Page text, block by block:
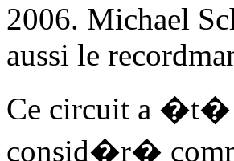
2006. Michael
aussi le
Ce circuit a �t�
consid�r�